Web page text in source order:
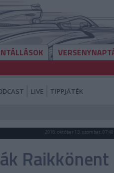
LIVE TIPPJÁTÉK
2018. október 13. szombat, 07:40
Raikkönent